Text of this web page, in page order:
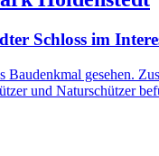
Schloss im
Baudenkmal gesehen.
und Naturschützer